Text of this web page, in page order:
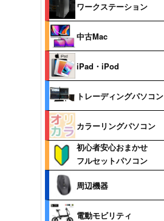
ワークステーション
中古Mac
iPad・iPod
トレーディングパソコン
カラーリングパソコン
初心者安心おまかせ
フルセットパソコン
周辺機器
電動モビリティ